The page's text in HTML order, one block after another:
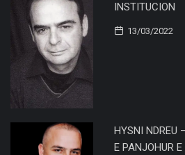
INSTITUCION
13/03/2022
HYSNI NDREU
E PANJOHUR